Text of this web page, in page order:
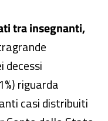
tra insegnanti,
decessi
riguarda
casi distribuiti